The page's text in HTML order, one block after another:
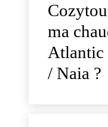
ma
Atlantic
/ Naia ?